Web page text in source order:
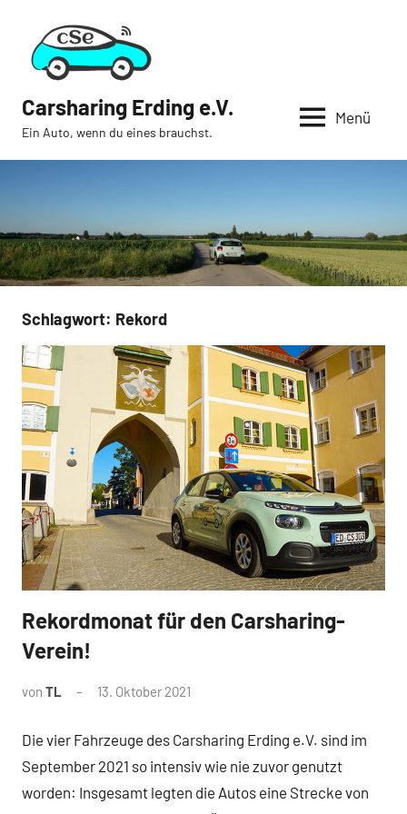
springen
Carsharing Erding e.V.
Ein Auto, wenn du eines brauchst.
Menü
Schlagwort: Rekord
News
Rekordmonat für den Carsharing-
Verein!
von TL 13. Oktober 2021
Die vier Fahrzeuge des Carsharing Erding e.V. sind im
September 2021 so intensiv wie nie zuvor genutzt
worden: Insgesamt legten die Autos eine Strecke von